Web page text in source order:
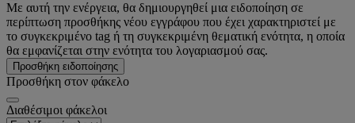
Με αυτή την ενέργεια, θα δημιουργηθεί μια ειδοποίηση σε
περίπτωση προσθήκης νέου εγγράφου που έχει χαρακτηριστεί με
το συγκεκριμένο tag ή τη συγκεκριμένη θεματική ενότητα, η οποία
θα εμφανίζεται στην ενότητα του λογαριασμού σας.
Προσθήκη ειδοποίησης
Προσθήκη στον φάκελο
Διαθέσιμοι φάκελοι